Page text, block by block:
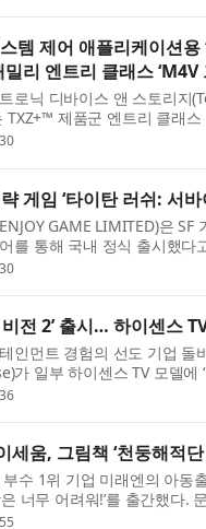
템 제어 애플리케이션
밀리 엔트리 클래스
로닉 디바이스 앤 스토리
TXZ+™ 제품군 엔트리 클래
암 코어텍스-M4(Arm®
게임 ‘타이탄 러쉬: 서
GAME LIMITED)은 SF
를 통해 국내 정식 출시했다
녀 지휘관 모집, 피난처 운영
비전 2’ 출시… 하이센스
인먼트 경험의 선도 기업
가 일부 하이센스 TV 모델에
더 많은 모델에 확대 적용
세움, 그림책 ‘천둥해적
수 1위 기업 미래엔의 아동
너무 어려워!’를 출간했다. 문
러운 동물 캐릭터와 계절의